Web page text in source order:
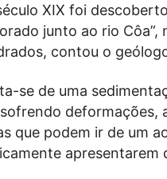
XIX foi
junto ao rio
contou o
se de uma
deformações,
que podem ir de um
apresentarem